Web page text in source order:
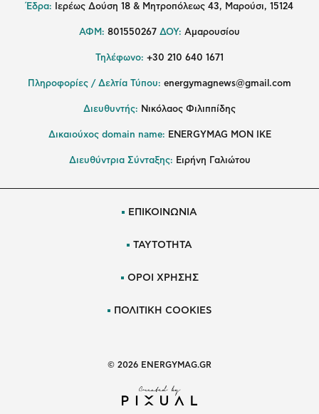
Έδρα: Ιερέως Δούση 18 & Μητροπόλεως 43, Μαρούσι, 15124
ΑΦΜ: 801550267 ΔΟΥ: Αμαρουσίου
Τηλέφωνο: +30 210 640 1671
Πληροφορίες / Δελτία Τύπου: energymagnews@gmail.com
Διευθυντής: Νικόλαος Φιλιππίδης
Δικαιούχος domain name: ENERGYMAG ΜΟΝ ΙΚΕ
Διευθύντρια Σύνταξης: Ειρήνη Γαλιώτου
ΕΠΙΚΟΙΝΩΝΙΑ
ΤΑΥΤΟΤΗΤΑ
ΟΡΟΙ ΧΡΗΣΗΣ
ΠΟΛΙΤΙΚΗ COOKIES
© 2026 ENERGYMAG.GR